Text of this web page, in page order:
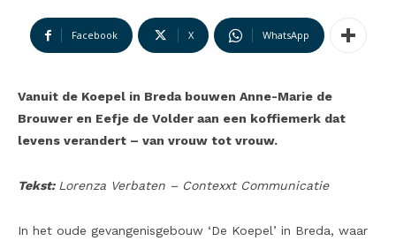
Facebook X WhatsApp
Vanuit de Koepel in Breda bouwen Anne-Marie de
Brouwer en Eefje de Volder aan een koffiemerk dat
levens verandert – van vrouw tot vrouw.
Tekst: Lorenza Verbaten – Contexxt Communicatie
In het oude gevangenisgebouw ‘De Koepel’ in Breda, waar